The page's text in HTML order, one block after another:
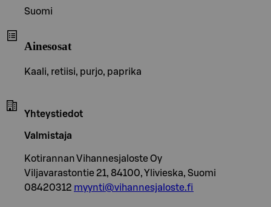
Suomi
Ainesosat
Kaali, retiisi, purjo, paprika
Yhteystiedot
Valmistaja
Kotirannan Vihannesjaloste Oy
Viljavarastontie 21, 84100, Ylivieska, Suomi
08420312 myynti@vihannesjaloste.fi